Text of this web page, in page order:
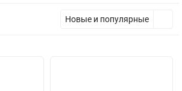
Новые и популярные